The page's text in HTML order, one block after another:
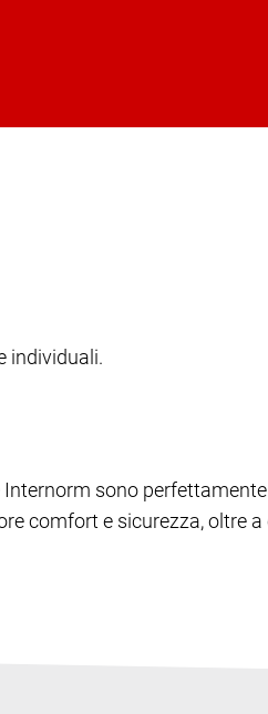
individuali.
sono
comfort e sicurezza, oltre